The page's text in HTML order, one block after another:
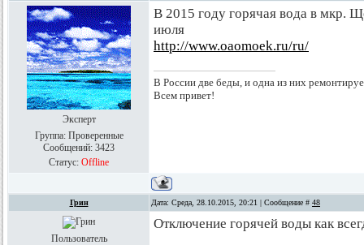
Эксперт
Группа: Проверенные
Сообщений: 3423
Статус: Offline
В 2015 году горячая вода в мкр.
июля
http://www.oaomoek.ru/ru/
В России две беды, и одна из них
Всем привет!
Грин Дата: Среда, 28.10.2015, 20:21 | Сообщение # 48
Пользователь
Отключение горячей воды как